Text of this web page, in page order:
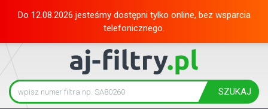
Do 12.08.2026 jesteśmy dostępni tylko online, bez wsparcia
telefonicznego.
SZUKAJ